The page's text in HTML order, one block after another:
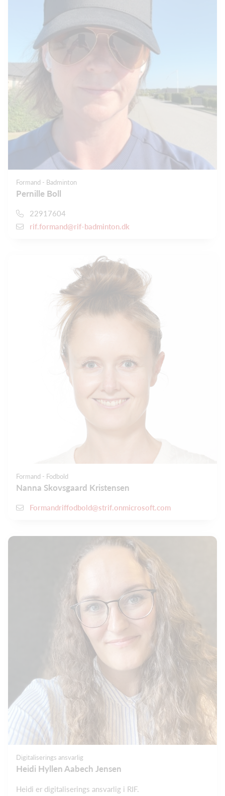
Formand - Badminton
Pernille Boll
22917604
rif.formand@rif-badminton.dk
Formand - Fodbold
Nanna Skovsgaard Kristensen
Formandriffodbold@strif.onmicrosoft.com
Digitaliserings ansvarlig
Heidi Hyllen Aabech Jensen
Heidi er digitaliserings ansvarlig i RIF.